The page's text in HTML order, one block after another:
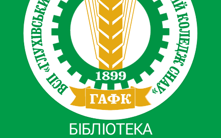
БІБЛІОТЕКА